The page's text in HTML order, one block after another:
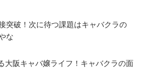
突破！次に待つ課題はキャバクラの
な
大阪キャバ嬢ライフ！キャバクラの面